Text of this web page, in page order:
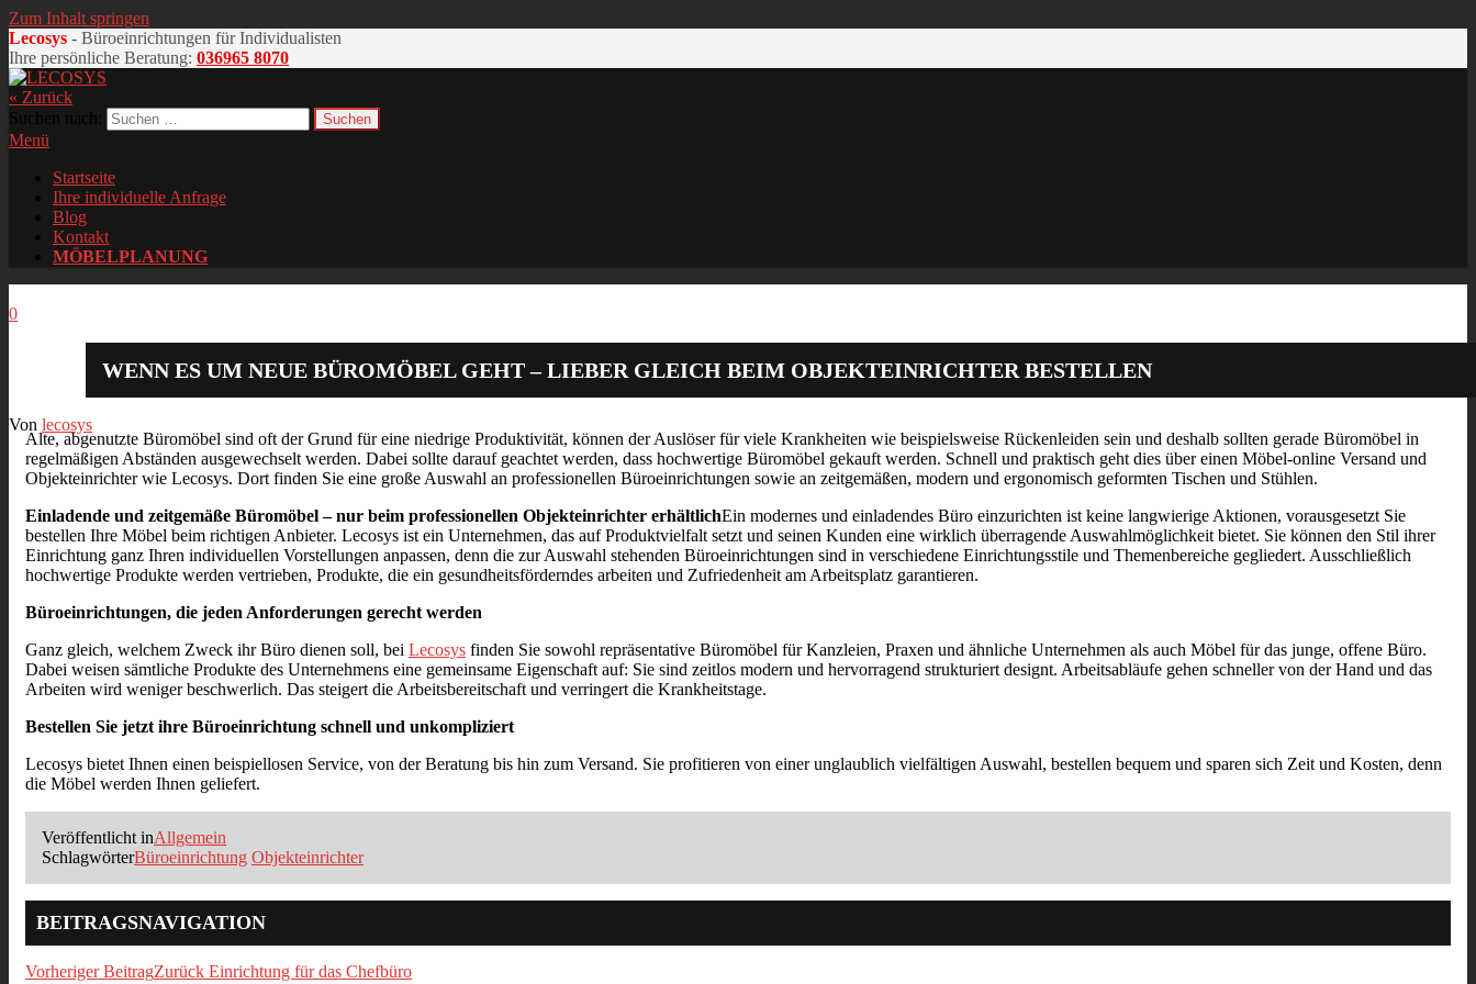
Zum Inhalt springen
Lecosys - Büroeinrichtungen für Individualisten
Ihre persönliche Beratung: 036965 8070
Büroeinrichtungen für Individualisten
« Zurück
Menü
Startseite
Ihre individuelle Anfrage
Blog
Kontakt
MÖBELPLANUNG
0
WENN ES UM NEUE BÜROMÖBEL GEHT – LIEBER GLEICH BEIM OBJEKTEINRICHTER BESTELLEN
Von lecosys
Alte, abgenutzte Büromöbel sind oft der Grund für eine niedrige Produktivität, können der Auslöser für viele Krankheiten wie beispielsweise Rückenleiden sein und deshalb sollten gerade Büromöbel in
regelmäßigen Abständen ausgewechselt werden. Dabei sollte darauf geachtet werden, dass hochwertige Büromöbel gekauft werden. Schnell und praktisch geht dies über einen Möbel-online Versand und
Objekteinrichter wie Lecosys. Dort finden Sie eine große Auswahl an professionellen Büroeinrichtungen sowie an zeitgemäßen, modern und ergonomisch geformten Tischen und Stühlen.
Einladende und zeitgemäße Büromöbel – nur beim professionellen Objekteinrichter erhältlichEin modernes und einladendes Büro einzurichten ist keine langwierige Aktionen, vorausgesetzt Sie
bestellen Ihre Möbel beim richtigen Anbieter. Lecosys ist ein Unternehmen, das auf Produktvielfalt setzt und seinen Kunden eine wirklich überragende Auswahlmöglichkeit bietet. Sie können den Stil ihrer
Einrichtung ganz Ihren individuellen Vorstellungen anpassen, denn die zur Auswahl stehenden Büroeinrichtungen sind in verschiedene Einrichtungsstile und Themenbereiche gegliedert. Ausschließlich
hochwertige Produkte werden vertrieben, Produkte, die ein gesundheitsförderndes arbeiten und Zufriedenheit am Arbeitsplatz garantieren.
Büroeinrichtungen, die jeden Anforderungen gerecht werden
Ganz gleich, welchem Zweck ihr Büro dienen soll, bei Lecosys finden Sie sowohl repräsentative Büromöbel für Kanzleien, Praxen und ähnliche Unternehmen als auch Möbel für das junge, offene Büro.
Dabei weisen sämtliche Produkte des Unternehmens eine gemeinsame Eigenschaft auf: Sie sind zeitlos modern und hervorragend strukturiert designt. Arbeitsabläufe gehen schneller von der Hand und das
Arbeiten wird weniger beschwerlich. Das steigert die Arbeitsbereitschaft und verringert die Krankheitstage.
Bestellen Sie jetzt ihre Büroeinrichtung schnell und unkompliziert
Lecosys bietet Ihnen einen beispiellosen Service, von der Beratung bis hin zum Versand. Sie profitieren von einer unglaublich vielfältigen Auswahl, bestellen bequem und sparen sich Zeit und Kosten, denn
die Möbel werden Ihnen geliefert.
Veröffentlicht inAllgemein
SchlagwörterBüroeinrichtung Objekteinrichter
BEITRAGSNAVIGATION
Vorheriger BeitragZurück Einrichtung für das Chefbüro